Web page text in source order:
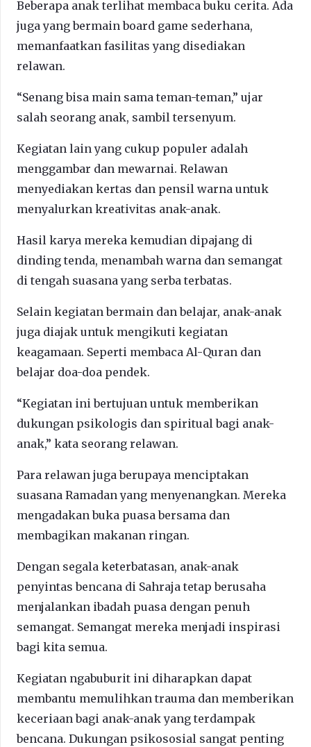
Beberapa anak terlihat membaca buku cerita. Ada
juga yang bermain board game sederhana,
memanfaatkan fasilitas yang disediakan
relawan.
“Senang bisa main sama teman-teman,” ujar
salah seorang anak, sambil tersenyum.
Kegiatan lain yang cukup populer adalah
menggambar dan mewarnai. Relawan
menyediakan kertas dan pensil warna untuk
menyalurkan kreativitas anak-anak.
Hasil karya mereka kemudian dipajang di
dinding tenda, menambah warna dan semangat
di tengah suasana yang serba terbatas.
Selain kegiatan bermain dan belajar, anak-anak
juga diajak untuk mengikuti kegiatan
keagamaan. Seperti membaca Al-Quran dan
belajar doa-doa pendek.
“Kegiatan ini bertujuan untuk memberikan
dukungan psikologis dan spiritual bagi anak-
anak,” kata seorang relawan.
Para relawan juga berupaya menciptakan
suasana Ramadan yang menyenangkan. Mereka
mengadakan buka puasa bersama dan
membagikan makanan ringan.
Dengan segala keterbatasan, anak-anak
penyintas bencana di Sahraja tetap berusaha
menjalankan ibadah puasa dengan penuh
semangat. Semangat mereka menjadi inspirasi
bagi kita semua.
Kegiatan ngabuburit ini diharapkan dapat
membantu memulihkan trauma dan memberikan
keceriaan bagi anak-anak yang terdampak
bencana. Dukungan psikososial sangat penting